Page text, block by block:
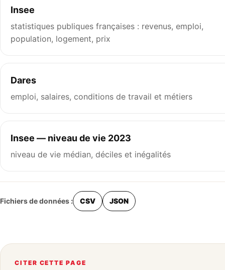
Insee
statistiques publiques françaises : revenus, emploi,
population, logement, prix
Dares
emploi, salaires, conditions de travail et métiers
Insee — niveau de vie 2023
niveau de vie médian, déciles et inégalités
Fichiers de données : CSV JSON
CITER CETTE PAGE